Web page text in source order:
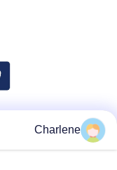
Charlene